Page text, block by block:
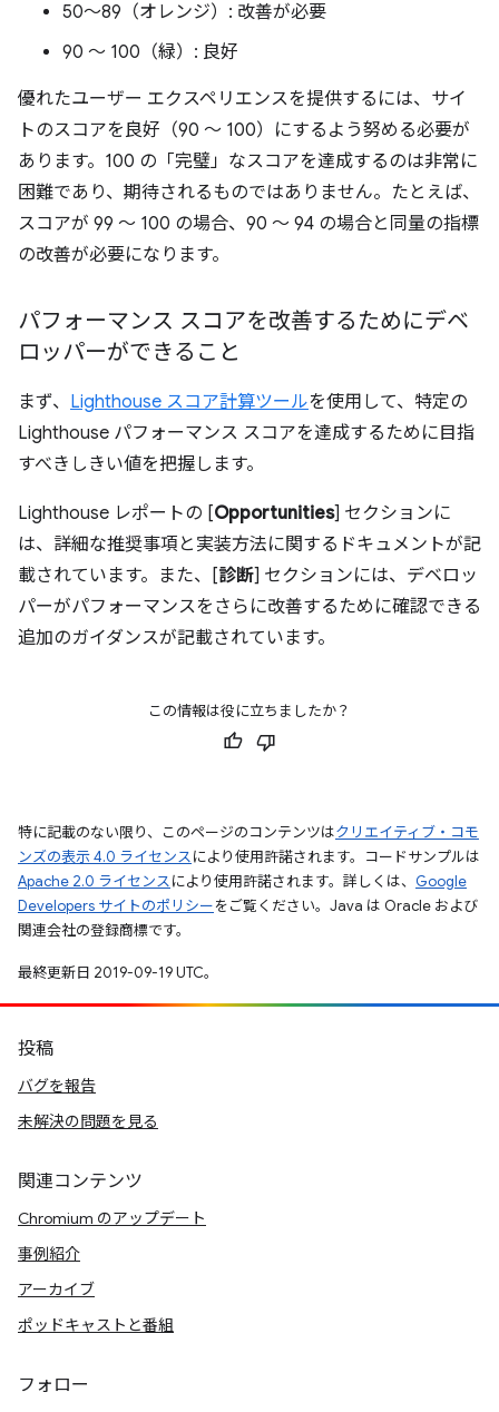
50～89（オレンジ）: 改善が必要
90 ～ 100（緑）: 良好
優れたユーザー エクスペリエンスを提供するには、サイ
トのスコアを良好（90 ～ 100）にするよう努める必要が
あります。100 の「完璧」なスコアを達成するのは非常に
困難であり、期待されるものではありません。たとえば、
スコアが 99 ～ 100 の場合、90 ～ 94 の場合と同量の指標
の改善が必要になります。
パフォーマンス スコアを改善するためにデベ
ロッパーができること
まず、 Lighthouse スコア計算ツールを使用して、特定の
Lighthouse パフォーマンス スコアを達成するために目指
すべきしきい値を把握します。
Lighthouse レポートの [Opportunities] セクションに
は、詳細な推奨事項と実装方法に関するドキュメントが記
載されています。また、[診断] セクションには、デベロッ
パーがパフォーマンスをさらに改善するために確認できる
追加のガイダンスが記載されています。
この情報は役に立ちましたか？
特に記載のない限り、このページのコンテンツはクリエイティブ・コモ
ンズの表示 4.0 ライセンスにより使用許諾されます。コードサンプルは
Apache 2.0 ライセンスにより使用許諾されます。詳しくは、 Google
Developers サイトのポリシーをご覧ください。Java は Oracle および
関連会社の登録商標です。
最終更新日 2019-09-19 UTC。
投稿
バグを報告
未解決の問題を見る
関連コンテンツ
Chromium のアップデート
事例紹介
アーカイブ
ポッドキャストと番組
フォロー